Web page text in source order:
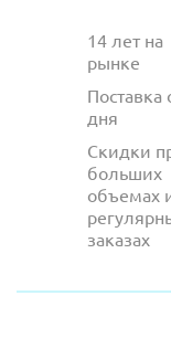
14 лет на
рынке
Поставка
дня
Скидки
больших
объемах
заказах